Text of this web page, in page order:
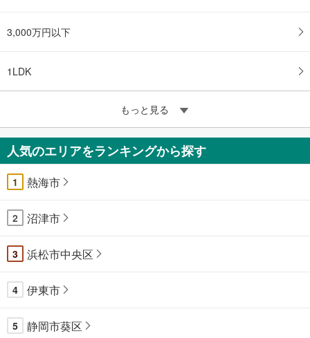
3,000万円以下
1LDK
もっと見る
人気のエリアをランキングから探す
1 熱海市
2 沼津市
3 浜松市中央区
4 伊東市
5 静岡市葵区